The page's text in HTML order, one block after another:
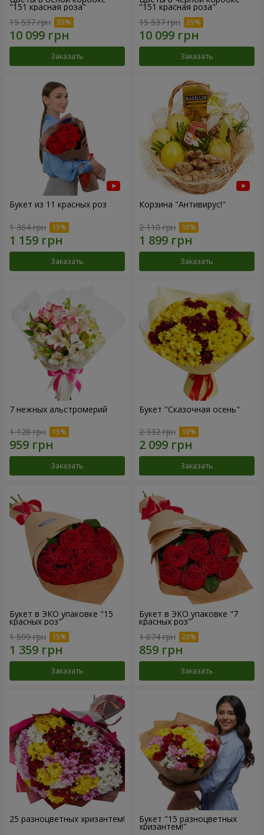
"151 красная роза"
15 537 грн
Заказать
"151 красная роза"
15 537 грн
Заказать
Букет из 11 красных роз
1 364 грн
Заказать
Корзина "Антивирус!"
2 110 грн
Заказать
7 нежных альстромерий
1 128 грн
Заказать
Букет "Сказочная осень"
2 332 грн
Заказать
Букет в ЭКО упаковке "15
красных роз"
1 599 грн
Заказать
Букет в ЭКО упаковке "7
красных роз"
1 074 грн
Заказать
25 разноцветных хризантем! Букет "15 разноцветных
хризантем!"